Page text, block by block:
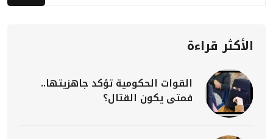
الأكثر قراءة
القوات الحكومية تؤكد جاهزيتها..
فمتى يكون القتال؟